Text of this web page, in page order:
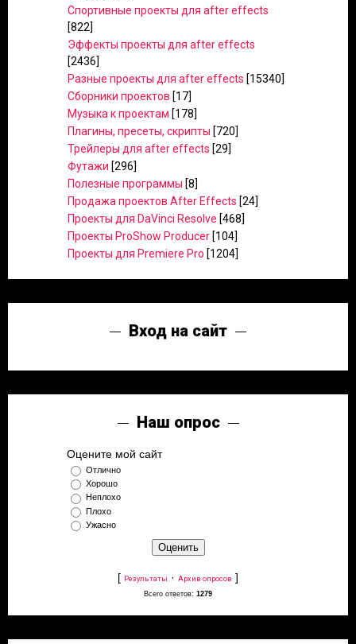
Спортивные проекты для after effects
[822]
Эффекты проекты для after effects
[2436]
Разные проекты для after effects [15340]
Сборники проектов [17]
Музыка к проектам [178]
Плагины, пресеты, скрипты [720]
Трейлеры для after effects [29]
Футажи [296]
Полезные программы [8]
Продажа проектов After Effects [24]
Проекты для DaVinci Resolve [468]
Проекты ProShow Producer [104]
Проекты для Premiere Pro [1204]
Вход на сайт
Наш опрос
Оцените мой сайт
Отлично
Хорошо
Неплохо
Плохо
Ужасно
[ Результаты · Архив опросов ]
Всего ответов: 1279